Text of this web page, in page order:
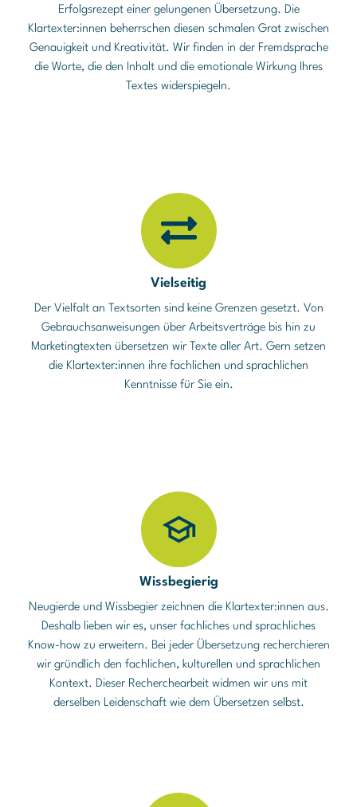
Erfolgsrezept einer gelungenen Übersetzung. Die
Klartexter:innen beherrschen diesen schmalen Grat zwischen
Genauigkeit und Kreativität. Wir finden in der Fremdsprache
die Worte, die den Inhalt und die emotionale Wirkung Ihres
Textes widerspiegeln.
Vielseitig
Der Vielfalt an Textsorten sind keine Grenzen gesetzt. Von
Gebrauchsanweisungen über Arbeitsverträge bis hin zu
Marketingtexten übersetzen wir Texte aller Art. Gern setzen
die Klartexter:innen ihre fachlichen und sprachlichen
Kenntnisse für Sie ein.
Wissbegierig
Neugierde und Wissbegier zeichnen die Klartexter:innen aus.
Deshalb lieben wir es, unser fachliches und sprachliches
Know-how zu erweitern. Bei jeder Übersetzung recherchieren
wir gründlich den fachlichen, kulturellen und sprachlichen
Kontext. Dieser Recherchearbeit widmen wir uns mit
derselben Leidenschaft wie dem Übersetzen selbst.